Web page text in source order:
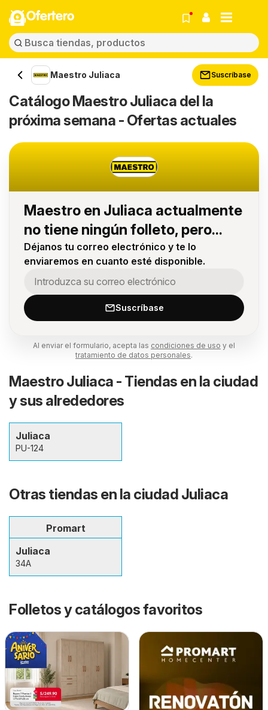
Ofertero
Maestro Juliaca Suscríbase
Catálogo Maestro Juliaca del la
próxima semana - Ofertas actuales
Maestro en Juliaca actualmente
no tiene ningún folleto, pero...
Déjanos tu correo electrónico y te lo
enviaremos en cuanto esté disponible.
Suscríbase
Al enviar el formulario, acepta las condiciones de uso y el
tratamiento de datos personales.
Maestro Juliaca - Tiendas en la ciudad
y sus alrededores
Juliaca
PU-124
Otras tiendas en la ciudad Juliaca
Promart
Juliaca
34A
Folletos y catálogos favoritos